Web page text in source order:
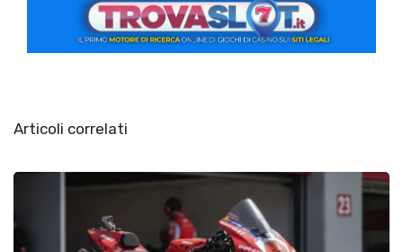
Articoli correlati